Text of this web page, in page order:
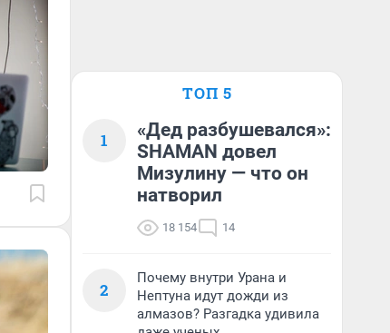
ТОП 5
1
«Дед разбушевался»:
SHAMAN довел
Мизулину — что он
натворил
18 154 14
2
Почему внутри Урана и
Нептуна идут дожди из
алмазов? Разгадка удивила